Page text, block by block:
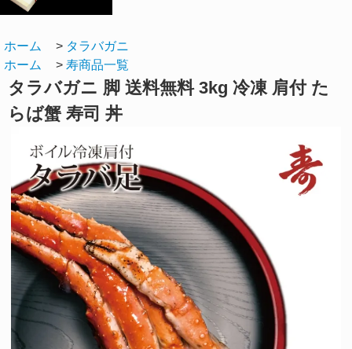
ホーム > タラバガニ
ホーム
> 寿商品一覧
タラバガニ 脚 送料無料 3kg 冷凍 肩付 た
らば蟹 寿司 丼